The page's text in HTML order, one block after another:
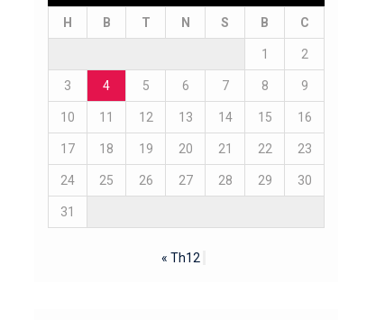
H B T N S B C
1 2
3 4 5 6 7 8 9
10 11 12 13 14 15 16
17 18 19 20 21 22 23
24 25 26 27 28 29 30
31
« Th12